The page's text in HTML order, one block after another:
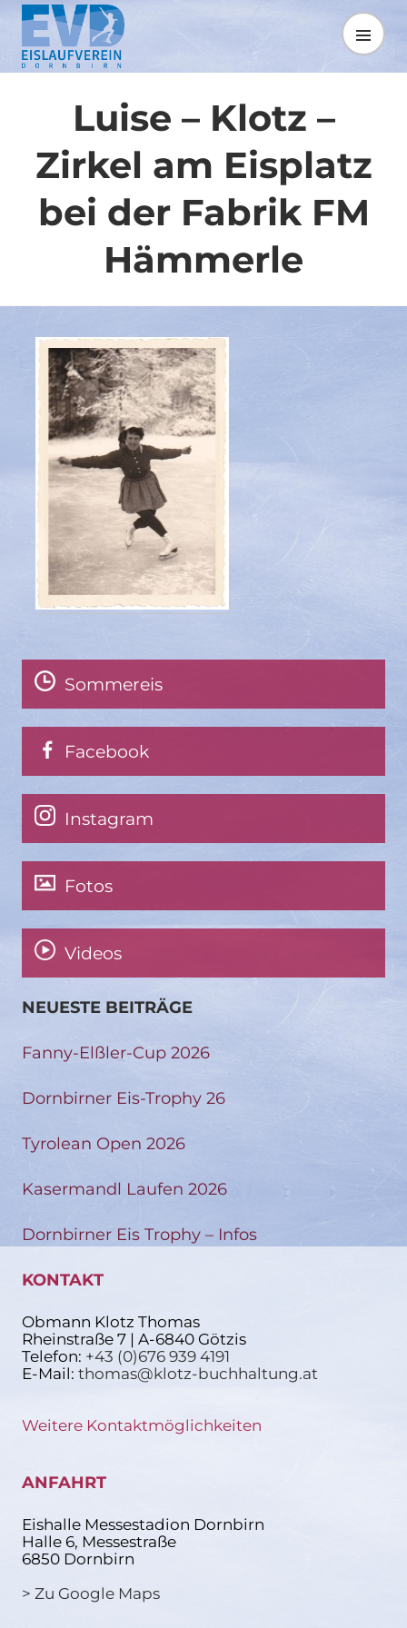
Springe
zum
Inhalt
MENÜ
Luise – Klotz –
Zirkel am Eisplatz
bei der Fabrik FM
Hämmerle
Sommereis
Facebook
Instagram
Fotos
Videos
NEUESTE BEITRÄGE
Fanny-Elßler-Cup 2026
Dornbirner Eis-Trophy 26
Tyrolean Open 2026
Kasermandl Laufen 2026
Dornbirner Eis Trophy – Infos
KONTAKT
Obmann Klotz Thomas
Rheinstraße 7 | A-6840 Götzis
Telefon: +43 (0)676 939 4191
E-Mail: thomas@klotz-buchhaltung.at
Weitere Kontaktmöglichkeiten
ANFAHRT
Eishalle Messestadion Dornbirn
Halle 6, Messestraße
6850 Dornbirn
> Zu Google Maps